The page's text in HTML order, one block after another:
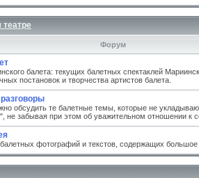
театре
Форум
балета: текущих балетных спектаклей
постановок и творчества артистов балета.
обсудить те балетные темы, которые не
не забывая при этом об уважительном отношении к
фотографий и текстов, содержащих